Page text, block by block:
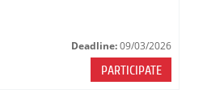
Deadline: 09/03/2026
PARTICIPATE